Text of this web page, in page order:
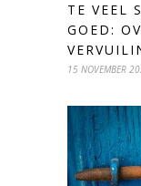
TE VEEL
GOED:
15 NOVEMBER